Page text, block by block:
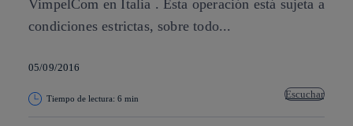
VimpelCom en Italia . Esta operación está sujeta a
condiciones estrictas, sobre todo...
05/09/2016
Tiempo de lectura: 6 min Escuchar